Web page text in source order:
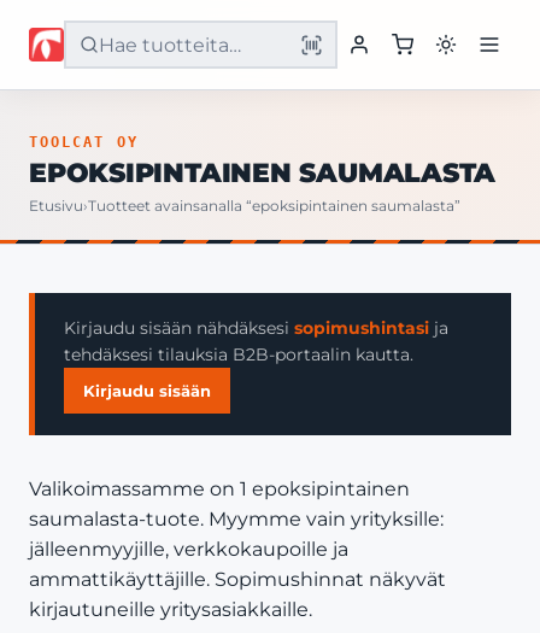
Etusivu
Yritys
Yhteystiedot
TOOLCAT OY
EPOKSIPINTAINEN SAUMALASTA
Etusivu›Tuotteet avainsanalla “epoksipintainen saumalasta”
Kirjaudu sisään nähdäksesi sopimushintasi ja
tehdäksesi tilauksia B2B-portaalin kautta.
Kirjaudu sisään
Valikoimassamme on 1 epoksipintainen
saumalasta-tuote. Myymme vain yrityksille:
jälleenmyyjille, verkkokaupoille ja
ammattikäyttäjille. Sopimushinnat näkyvät
kirjautuneille yritysasiakkaille.